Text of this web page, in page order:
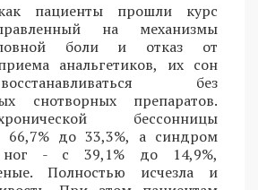
пациенты прошли курс
на механизмы
боли и отказ от
анальгетиков, их сон
без
снотворных препаратов.
бессонницы
66,7% до 33,3%, а синдром
ног - с 39,1% до 14,9%,
Полностью исчезла и